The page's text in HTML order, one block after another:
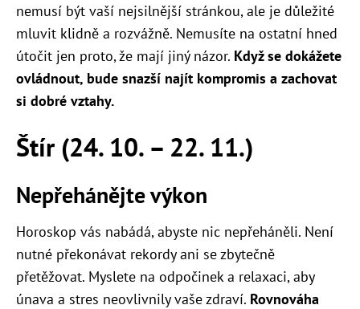
nemusí být vaší nejsilnější stránkou, ale je důležité
mluvit klidně a rozvážně. Nemusíte na ostatní hned
útočit jen proto, že mají jiný názor. Když se dokážete
ovládnout, bude snazší najít kompromis a zachovat
si dobré vztahy.
Štír (24. 10. – 22. 11.)
Nepřehánějte výkon
Horoskop vás nabádá, abyste nic nepřeháněli. Není
nutné překonávat rekordy ani se zbytečně
přetěžovat. Myslete na odpočinek a relaxaci, aby
únava a stres neovlivnily vaše zdraví. Rovnováha